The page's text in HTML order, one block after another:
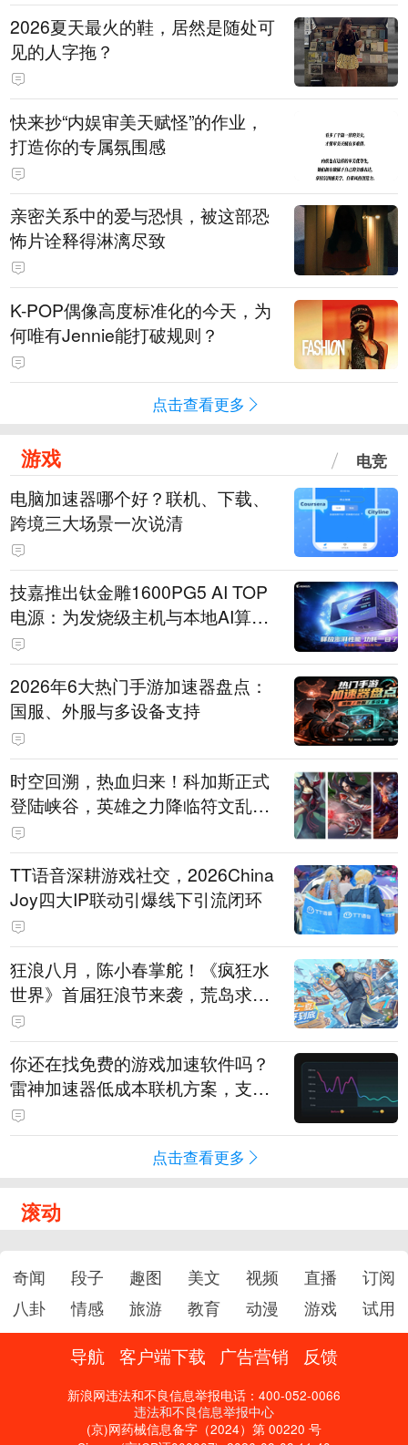
2026夏天最火的鞋，居然是随处可
见的人字拖？
快来抄“内娱审美天赋怪”的作业，
打造你的专属氛围感
亲密关系中的爱与恐惧，被这部恐
怖片诠释得淋漓尽致
K-POP偶像高度标准化的今天，为
何唯有Jennie能打破规则？
点击查看更多
游戏 电竞
电脑加速器哪个好？联机、下载、
跨境三大场景一次说清
技嘉推出钛金雕1600PG5 AI TOP
电源：为发烧级主机与本地AI算力
打造旗舰供电方案
2026年6大热门手游加速器盘点：
国服、外服与多设备支持
时空回溯，热血归来！科加斯正式
登陆峡谷，英雄之力降临符文乱
斗！
TT语音深耕游戏社交，2026China
Joy四大IP联动引爆线下引流闭环
狂浪八月，陈小春掌舵！《疯狂水
世界》首届狂浪节来袭，荒岛求生
直播即将开启
你还在找免费的游戏加速软件吗？
雷神加速器低成本联机方案，支持
免费试用
点击查看更多
滚动
奇闻 段子 趣图 美文 视频 直播
订阅
八卦
情感 旅游 教育 动漫 游戏 试用
导航 客户端下载 广告营销 反馈
新浪网违法和不良信息举报电话：400-052-0066
违法和不良信息举报中心
(京)网药械信息备字（2024）第 00220 号